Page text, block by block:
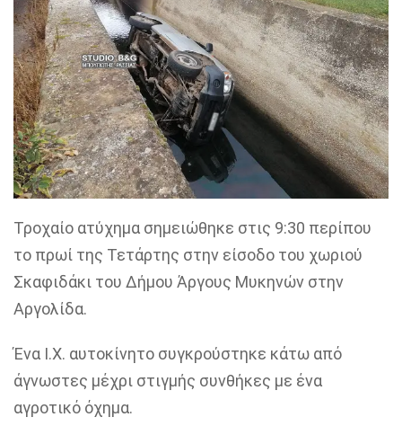
Τροχαίο ατύχημα σημειώθηκε στις 9:30 περίπου
το πρωί της Τετάρτης στην είσοδο του χωριού
Σκαφιδάκι του Δήμου Άργους Μυκηνών στην
Αργολίδα.
Ένα Ι.Χ. αυτοκίνητο συγκρούστηκε κάτω από
άγνωστες μέχρι στιγμής συνθήκες με ένα
αγροτικό όχημα.